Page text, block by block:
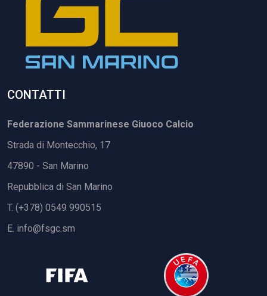
CONTATTI
Federazione Sammarinese Giuoco Calcio
Strada di Montecchio, 17
47890 - San Marino
Repubblica di San Marino
T. (+378) 0549 990515
E. info@fsgc.sm